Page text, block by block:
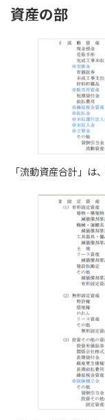
資産の部
「流動資産合計」は